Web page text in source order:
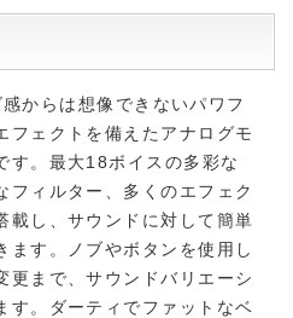
からは想像できないパワフ
フェクトを備えたアナログモ
す。最大18ボイスの多彩な
フィルター、多くのエフェク
載し、サウンドに対して簡単
ます。ノブやボタンを使用し
更まで、サウンドバリエーシ
す。ダーティでファットなベ